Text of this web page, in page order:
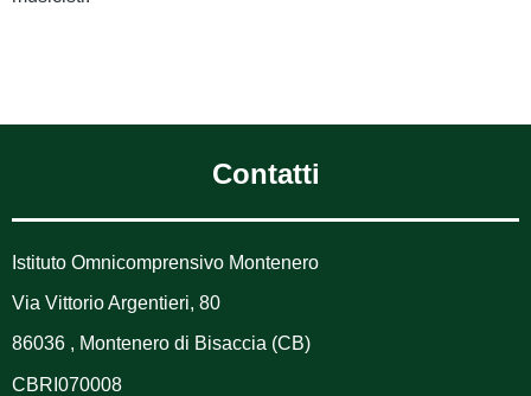
Contatti
Istituto Omnicomprensivo Montenero
Via Vittorio Argentieri, 80
86036 , Montenero di Bisaccia (CB)
CBRI070008